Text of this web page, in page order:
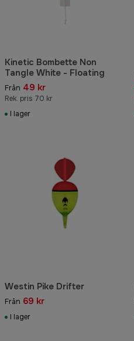
Kinetic Bombette Non
Tangle White - Floating
Från 49 kr
Rek. pris 70 kr
I lager
Westin Pike Drifter
Från 69 kr
I lager